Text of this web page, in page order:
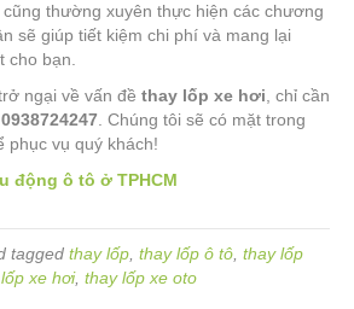
thường xuyên thực hiện các chương
sẽ giúp tiết kiệm chi phí và mang lại
cho bạn.
ngại về vấn đề thay lốp xe hơi , chỉ cần
0938724247 . Chúng tôi sẽ có mặt trong
phục vụ quý khách!
động ô tô ở TPHCM
tagged thay lốp thay lốp ô tô thay lốp
xe hơi, thay lốp xe oto